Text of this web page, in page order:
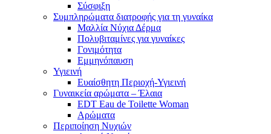
Σύσφιξη
Συμπληρώματα διατροφής για τη γυναίκα
Μαλλία Νύχια Δέρμα
Πολυβιταμίνες για γυναίκες
Γονιμότητα
Εμμηνόπαυση
Υγιεινή
Ευαίσθητη Περιοχή-Υγιεινή
Γυναικεία αρώματα – Έλαια
EDT Eau de Toilette Woman
Αρώματα
Περιποίηση Νυχιών